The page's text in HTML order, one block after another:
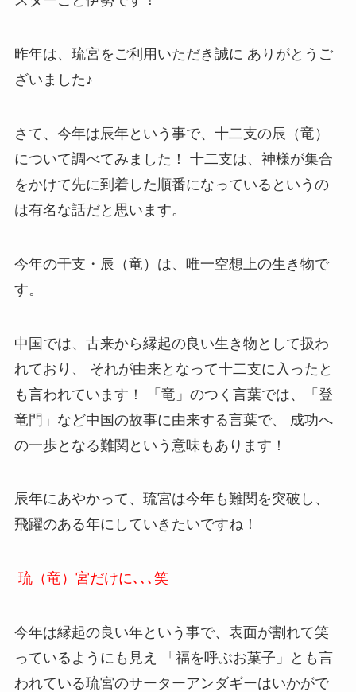
昨年は、琉宮をご利用いただき誠に ありがとうご
ざいました♪
さて、今年は辰年という事で、十二支の辰（竜）
について調べてみました！ 十二支は、神様が集合
をかけて先に到着した順番になっているというの
は有名な話だと思います。
今年の干支・辰（竜）は、唯一空想上の生き物で
す。
中国では、古来から縁起の良い生き物として扱わ
れており、 それが由来となって十二支に入ったと
も言われています！ 「竜」のつく言葉では、「登
竜門」など中国の故事に由来する言葉で、 成功へ
の一歩となる難関という意味もあります！
辰年にあやかって、琉宮は今年も難関を突破し、
飛躍のある年にしていきたいですね！
琉（竜）宮だけに､､､笑
今年は縁起の良い年という事で、表面が割れて笑
っているようにも見え 「福を呼ぶお菓子」とも言
われている琉宮のサーターアンダギーはいかがで